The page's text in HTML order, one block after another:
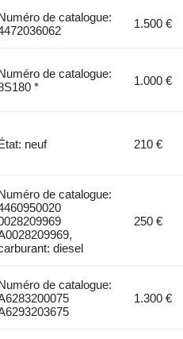
de catalogue:
1.500 €
de catalogue:
*
1.000 €
neuf 210 €
de catalogue:
diesel
250 €
de catalogue:
1.300 €